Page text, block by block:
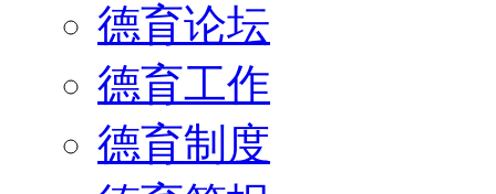
德育论坛
德育工作
德育制度